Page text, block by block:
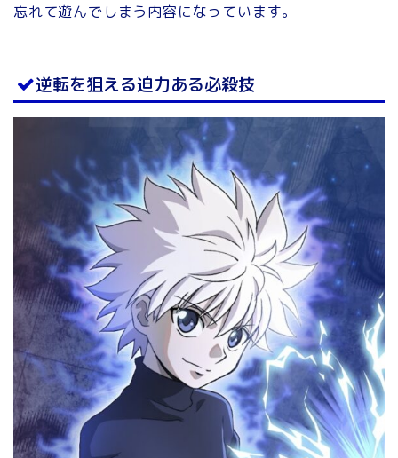
忘れて遊んでしまう内容になっています。
逆転を狙える迫力ある必殺技